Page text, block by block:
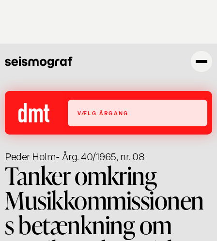
VÆLG ÅRGANG
Peder Holm- Årg. 40/1965, nr. 08
Tanker omkring
Musikkommissionen
s betænkning om